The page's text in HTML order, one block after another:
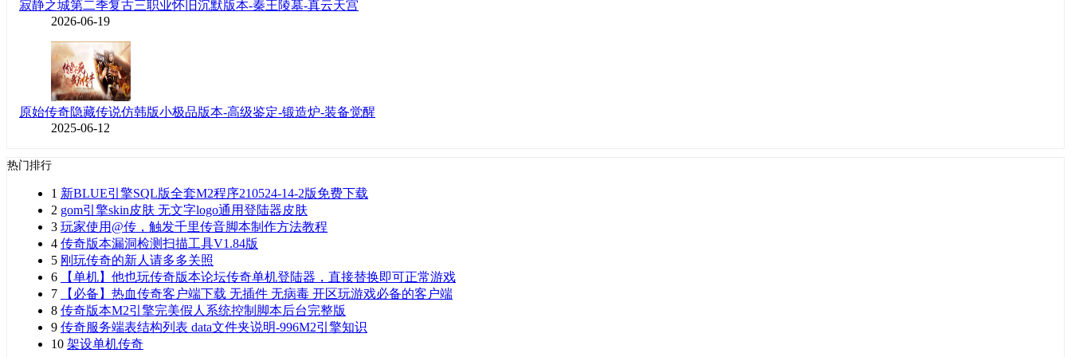
寂静之城第二季复古三职业怀旧沉默版本-秦王陵墓-真云天宫
2026-06-19
原始传奇隐藏传说仿韩版小极品版本-高级鉴定-锻造炉-装备觉醒
2025-06-12
热门排行
1 新BLUE引擎SQL版全套M2程序210524-14-2版免费下载
2 gom引擎skin皮肤 无文字logo通用登陆器皮肤
3 玩家使用@传，触发千里传音脚本制作方法教程
4 传奇版本漏洞检测扫描工具V1.84版
5 刚玩传奇的新人请多多关照
6
【单机】他也玩传奇版本论坛传奇单机登陆器，直接替换即可正常游戏
7
【必备】热血传奇客户端下载 无插件 无病毒 开区玩游戏必备的客户端
8 传奇版本M2引擎完美假人系统控制脚本后台完整版
9 传奇服务端表结构列表 data文件夹说明-996M2引擎知识
10 架设单机传奇